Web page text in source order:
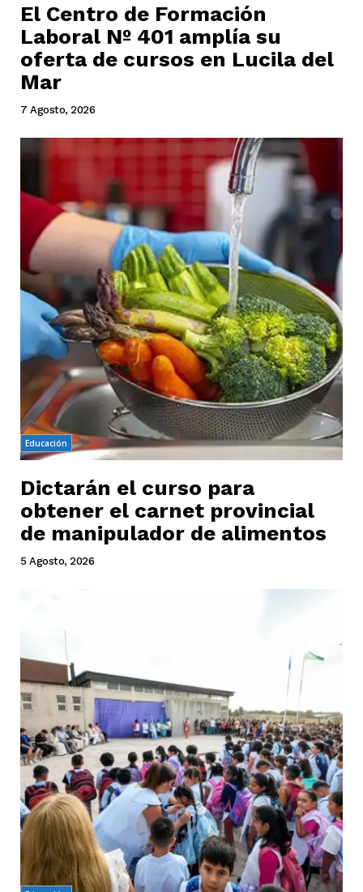
El Centro de Formación
Laboral Nº 401 amplía su
oferta de cursos en Lucila del
Mar
7 Agosto, 2026
Educación
Dictarán el curso para
obtener el carnet provincial
de manipulador de alimentos
5 Agosto, 2026